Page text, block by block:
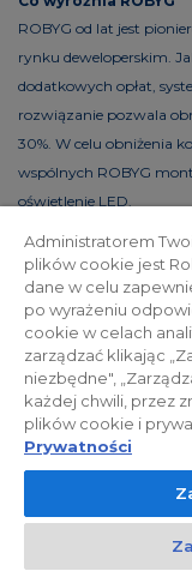
ROBYG od lat jest
rynku deweloperskim.
dodatkowych opłat,
rozwiązanie pozwala
30%. W celu obniżenia
wspólnych ROBYG
oświetlenie LED.
Polityka
© 2026 ROBYG.
przedstawione
informacyjny, nie
realizacyjne, nie
66 §1 Kodeksu
Administratorem
plików cookie jest
dane w celu
po wyrażeniu
cookie w celach
zarządzać klikając
niezbędne",
każdej chwili, przez
plików cookie i
Prywatności